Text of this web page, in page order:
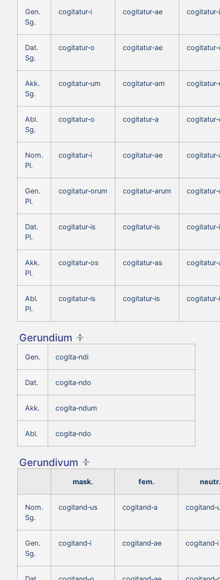
Gen.
Sg.
cogitatur‑i cogitatur‑ae cogitatur‑i
Dat.
Sg.
cogitatur‑o cogitatur‑ae
Akk.
Sg.
cogitatur‑um cogitatur‑am
Abl.
Sg.
cogitatur‑o cogitatur‑a
Nom.
Pl.
cogitatur‑i cogitatur‑ae
Gen.
Pl.
cogitatur‑orum cogitatur‑arum
Dat.
Pl.
cogitatur‑is cogitatur‑is
Akk.
Pl.
cogitatur‑os cogitatur‑as
Abl.
Pl.
cogitatur‑is cogitatur‑is
Gerundium
Gen. cogita‑ndi
Dat. cogita‑ndo
Akk. cogita‑ndum
Abl. cogita‑ndo
Gerundivum
mask. fem. neutr.
Nom.
Sg.
cogitand‑us cogitand‑a
Gen.
Sg.
cogitand‑i cogitand‑ae cogitand‑i